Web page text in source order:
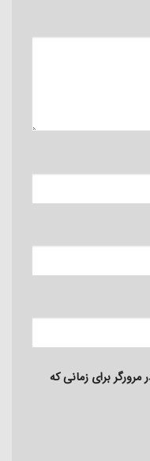
برای زمانی که